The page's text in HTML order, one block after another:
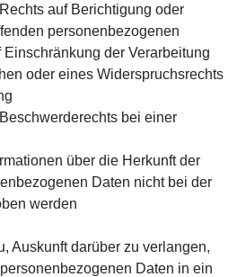
auf Berichtigung oder
personenbezogenen
der Verarbeitung
oder eines Widerspruchsrechts
bei einer
über die Herkunft der
Daten nicht bei der
werden
Auskunft darüber zu verlangen,
Daten in ein